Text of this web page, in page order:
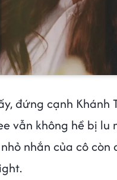
đứng cạnh Khánh
vẫn không hề bị lu
nhắn của cô còn